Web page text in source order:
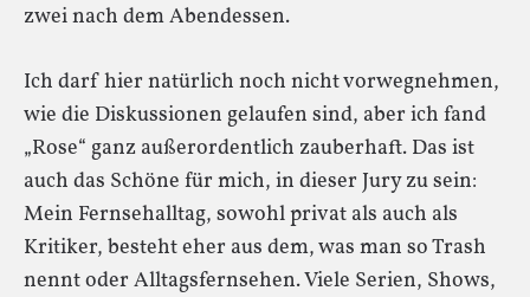
zwei nach dem Abendessen.
Ich darf hier natürlich noch nicht vorwegnehmen,
wie die Diskussionen gelaufen sind, aber ich fand
„Rose“ ganz außerordentlich zauberhaft. Das ist
auch das Schöne für mich, in dieser Jury zu sein:
Mein Fernsehalltag, sowohl privat als auch als
Kritiker, besteht eher aus dem, was man so Trash
nennt oder Alltagsfernsehen. Viele Serien, Shows,